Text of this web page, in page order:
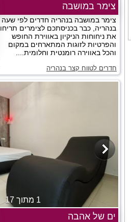
צימר במושבה
צימר במושבה בנהריה חדרים לפי שעה
בנהריה, כבר בכניסתכם לצימרים תריחו
את ניחוחות הניקיון באווירת החופש
והפרטיות לזוגות המתארחים במקום
והכל באווירה רומנטית וחלומית....
חדרים לטווח קצר בנהריה
1 מתוך 17
ים של אהבה